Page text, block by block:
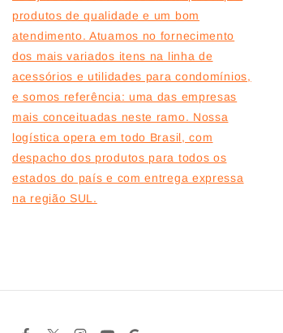
produtos de qualidade e um bom
atendimento. Atuamos no fornecimento
dos mais variados itens na linha de
acessórios e utilidades para condomínios,
e somos referência: uma das empresas
mais conceituadas neste ramo. Nossa
logística opera em todo Brasil, com
despacho dos produtos para todos os
estados do país e com entrega expressa
na região SUL.